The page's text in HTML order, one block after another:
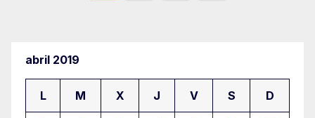
abril 2019
L M X J V S D